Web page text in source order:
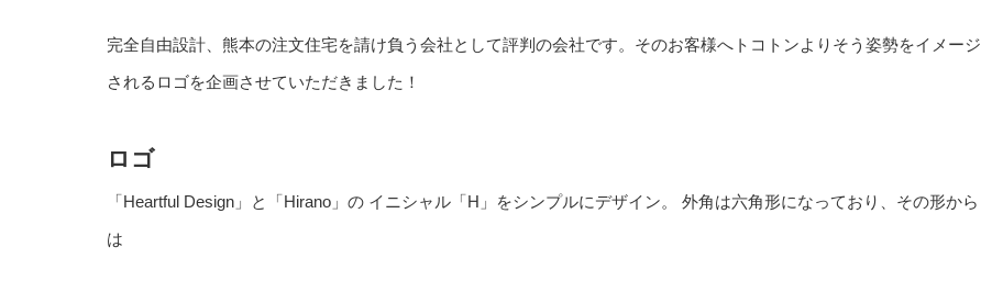
完全自由設計、熊本の注文住宅を請け負う会社として評判の会社です。そのお客様へトコトンよりそう姿勢をイメージ
されるロゴを企画させていただきました！
ロゴ
「Heartful Design」と「Hirano」の イニシャル「H」をシンプルにデザイン。 外角は六角形になっており、その形から
は